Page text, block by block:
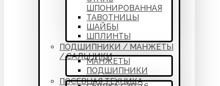
ШПОНИРОВАННАЯ
ТАВОТНИЦЫ
ШАЙБЫ
ШПЛИНТЫ
ПОДШИПНИКИ / МАНЖЕТЫ
/ САЛЬНИКИ
МАНЖЕТЫ
ПОДШИПНИКИ
ПОСЕВНАЯ ТЕХНИКА